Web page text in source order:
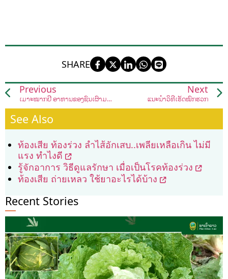
SHARE
Previous
ເມາະໝາກປີ ອາຫານຂອງຊົນເຜົ່າມະກອງ
Next
ແນະນໍາວິທີເຮັດໝົກຮວກ
See Also
ท้องเสีย ท้องร่วง ลำไส้อักเสบ..เพลียเหลือเกิน ไม่มี
แรง ทำไงดี
รู้จักอาการ วิธีดูแลรักษา เมื่อเป็นโรคท้องร่วง
ท้องเสีย ถ่ายเหลว ใช้ยาอะไรได้บ้าง
Recent Stories